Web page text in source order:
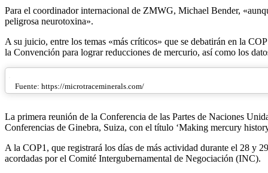
Para el coordinador internacional de ZMWG, Michael Bender,
peligrosa neurotoxina».
A su juicio, entre los temas «más críticos» que se debatirán en la
la Convención para lograr reducciones de mercurio, así como los
Fuente: https://microtraceminerals.com/
La primera reunión de la Conferencia de las Partes de Naciones
Conferencias de Ginebra, Suiza, con el título ‘Making mercury
A la COP1, que registrará los días de más actividad durante el 28 y
acordadas por el Comité Intergubernamental de Negociación (INC).